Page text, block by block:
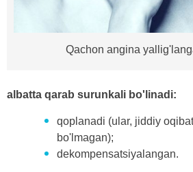
Qachon angina
albatta qarab surunkali bo'linadi:
qoplanadi (ular, jiddiy
bo'lmagan);
dekompensatsiyalangan.